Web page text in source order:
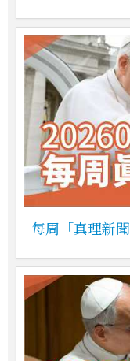
每周「真理新